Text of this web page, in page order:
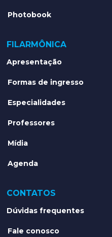
Photobook
FILARMÔNICA
Apresentação
Formas de ingresso
Especialidades
Professores
Mídia
Agenda
CONTATOS
Dúvidas frequentes
Fale conosco